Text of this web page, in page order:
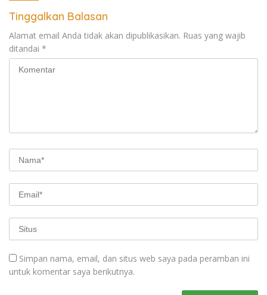
Tinggalkan Balasan
Alamat email Anda tidak akan dipublikasikan. Ruas yang wajib
ditandai *
Simpan nama, email, dan situs web saya pada peramban ini
untuk komentar saya berikutnya.